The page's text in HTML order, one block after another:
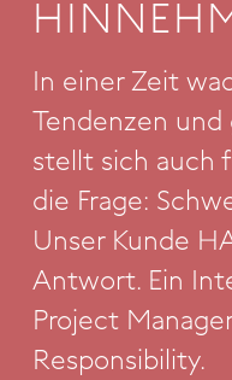
In einer Zeit
Tendenzen und
stellt sich auch
die Frage:
Unser Kunde
Antwort. Ein
Project
Responsibility.